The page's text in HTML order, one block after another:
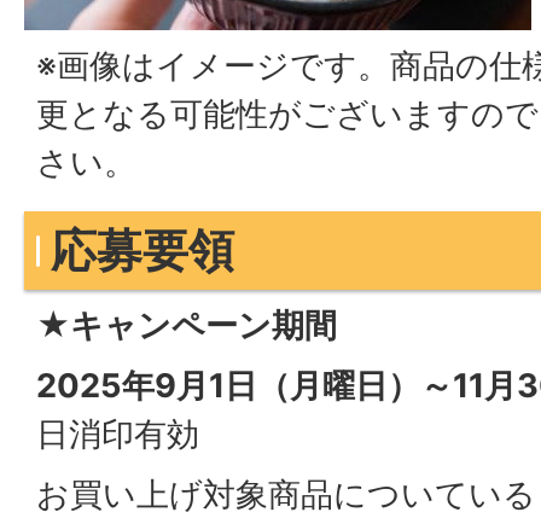
※画像はイメージです。商品の仕
更となる可能性がございますの
さい。
応募要領
★キャンペーン期間
2025年9月1日（月曜日）～11月
日消印有効
お買い上げ対象商品についてい